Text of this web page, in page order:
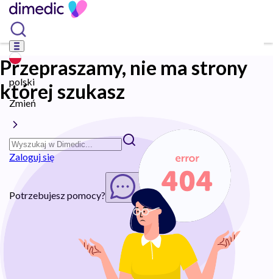
polski
Zmień
Zaloguj się
Potrzebujesz pomocy? Rozpocznij chat
Przepraszamy, nie ma strony
której szukasz